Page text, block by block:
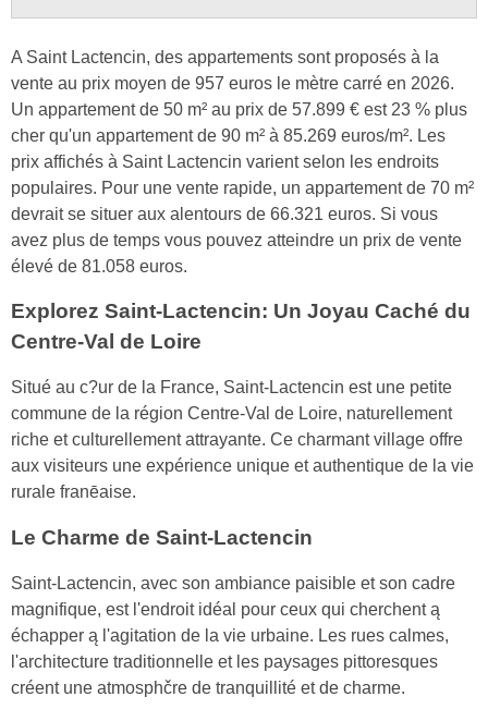
A Saint Lactencin, des appartements sont proposés à la
vente au prix moyen de 957 euros le mètre carré en 2026.
Un appartement de 50 m² au prix de 57.899 € est 23 % plus
cher qu'un appartement de 90 m² à 85.269 euros/m². Les
prix affichés à Saint Lactencin varient selon les endroits
populaires. Pour une vente rapide, un appartement de 70 m²
devrait se situer aux alentours de 66.321 euros. Si vous
avez plus de temps vous pouvez atteindre un prix de vente
élevé de 81.058 euros.
Explorez Saint-Lactencin: Un Joyau Caché du
Centre-Val de Loire
Situé au c?ur de la France, Saint-Lactencin est une petite
commune de la région Centre-Val de Loire, naturellement
riche et culturellement attrayante. Ce charmant village offre
aux visiteurs une expérience unique et authentique de la vie
rurale franēaise.
Le Charme de Saint-Lactencin
Saint-Lactencin, avec son ambiance paisible et son cadre
magnifique, est l'endroit idéal pour ceux qui cherchent ą
échapper ą l'agitation de la vie urbaine. Les rues calmes,
l'architecture traditionnelle et les paysages pittoresques
créent une atmosphčre de tranquillité et de charme.